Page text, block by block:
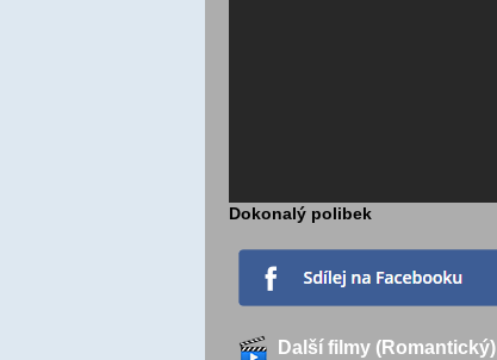
Dokonalý polibek
Další filmy (Romantický)